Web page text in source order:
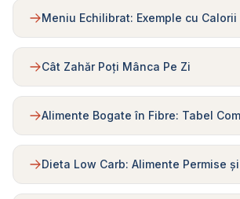
Meniu Echilibrat: Exemple cu Calorii
Cât Zahăr Poți Mânca Pe Zi
Alimente Bogate în Fibre: Tabel
Dieta Low Carb: Alimente Permise